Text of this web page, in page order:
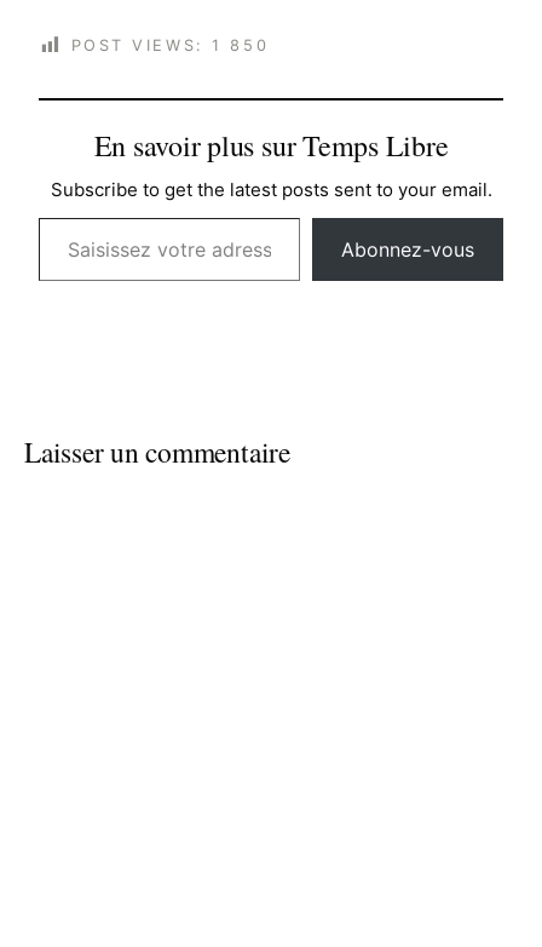
POST VIEWS: 1 850
En savoir plus sur Temps Libre
Subscribe to get the latest posts sent to your email.
Saisissez votre adresse e-mail…
Abonnez-vous
Laisser un commentaire